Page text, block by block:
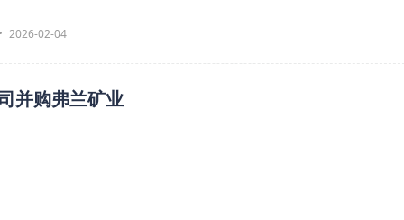
2026-02-04
并购弗兰矿业